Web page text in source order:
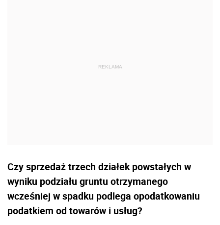
Czy sprzedaż trzech działek powstałych w
wyniku podziału gruntu otrzymanego
wcześniej w spadku podlega opodatkowaniu
podatkiem od towarów i usług?